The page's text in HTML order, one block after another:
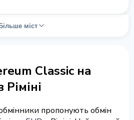
міст
Classic на
Ріміні
пропонують обмін